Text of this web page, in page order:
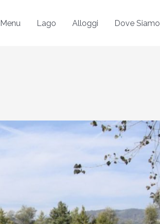
Menu Lago Alloggi Dove Siamo